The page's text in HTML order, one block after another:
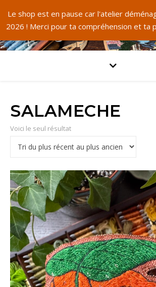
Le shop est en pause car l'atelier
2026 ! Merci pour ta compréhension et ta
SALAMECHE
Voici le seul résultat